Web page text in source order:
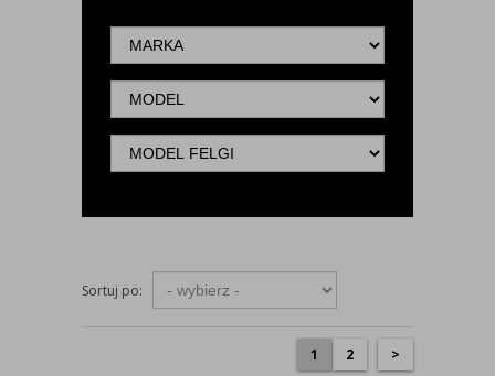
Marka
Model
Model
felgi
Sortuj po:
1 2 >